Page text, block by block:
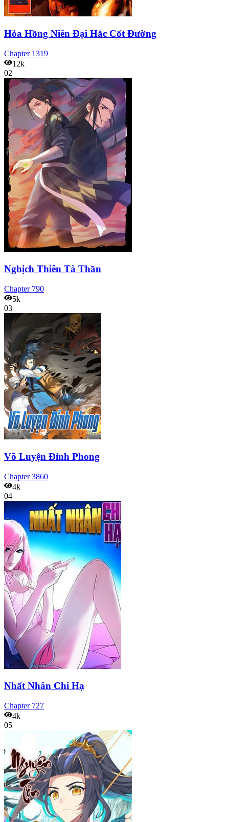
Hỏa Hồng Niên Đại Hắc Cốt Đường
Chapter 1319
12k
02
Nghịch Thiên Tà Thần
Chapter 790
5k
03
Võ Luyện Đỉnh Phong
Chapter3860
4k
04
Nhất Nhân Chi Hạ
Chapter 727
4k
05